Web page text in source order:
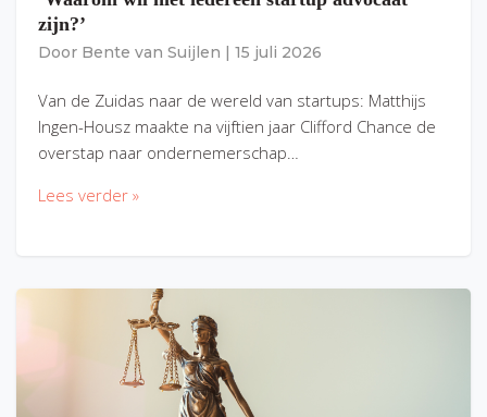
zijn?’
Door Bente van Suijlen 15 juli 2026
Van de Zuidas naar de wereld van startups: Matthijs
Ingen-Housz maakte na vijftien jaar Clifford Chance de
overstap naar ondernemerschap…
Lees verder »